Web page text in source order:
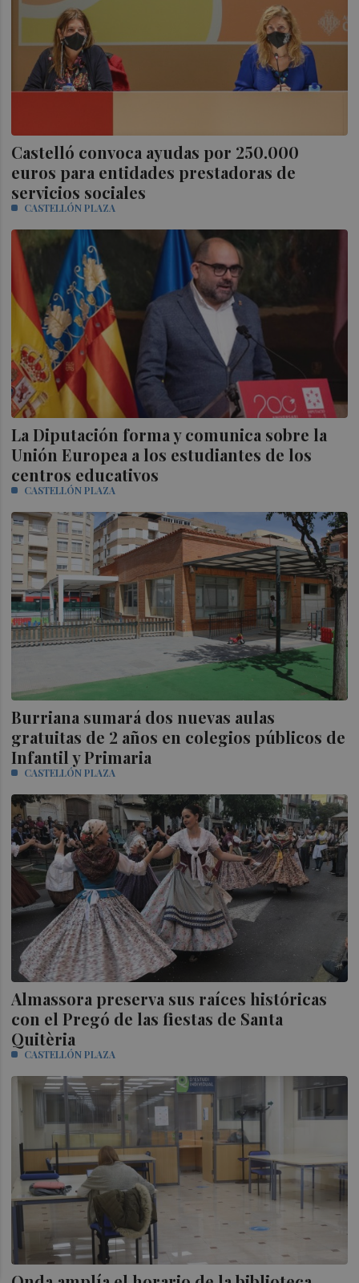
Castelló convoca ayudas por 250.000
euros para entidades prestadoras de
servicios sociales
CASTELLÓN PLAZA
La Diputación forma y comunica sobre la
Unión Europea a los estudiantes de los
centros educativos
CASTELLÓN PLAZA
Burriana sumará dos nuevas aulas
gratuitas de 2 años en colegios públicos de
Infantil y Primaria
CASTELLÓN PLAZA
Almassora preserva sus raíces históricas
con el Pregó de las fiestas de Santa
Quitèria
CASTELLÓN PLAZA